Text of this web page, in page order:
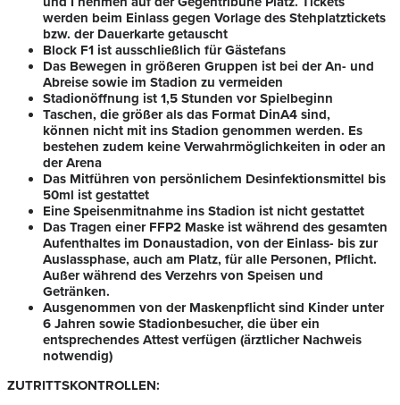
werden beim Einlass gegen Vorlage des Stehplatztickets
bzw. der Dauerkarte getauscht
Block F1 ist ausschließlich für Gästefans
Das Bewegen in größeren Gruppen ist bei der An- und
Abreise sowie im Stadion zu vermeiden
Stadionöffnung ist 1,5 Stunden vor Spielbeginn
Taschen, die größer als das Format DinA4 sind,
können nicht mit ins Stadion genommen werden. Es
bestehen zudem keine Verwahrmöglichkeiten in oder an
der Arena
Das Mitführen von persönlichem Desinfektionsmittel bis
50ml ist gestattet
Eine Speisenmitnahme ins Stadion ist nicht gestattet
Das Tragen einer FFP2 Maske ist während des gesamten
Aufenthaltes im Donaustadion, von der Einlass- bis zur
Auslassphase, auch am Platz, für alle Personen, Pflicht.
Außer während des Verzehrs von Speisen und
Getränken.
Ausgenommen von der Maskenpflicht sind Kinder unter
6 Jahren sowie Stadionbesucher, die über ein
entsprechendes Attest verfügen (ärztlicher Nachweis
notwendig)
ZUTRITTSKONTROLLEN: